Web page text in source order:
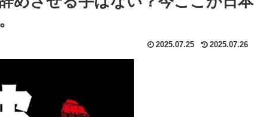
2025.07.25 2025.07.26